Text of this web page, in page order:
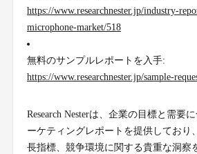
https://www.researchnester.jp/industry-
microphone-market/518
無料のサンプルレポートを入手:
https://www.researchnester.jp/sample-
Research Nesterは、企業の目標と需要
ーケティングレポートを提供しており
長指標、競争環境に関する貴重な洞察